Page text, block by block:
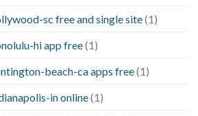
sc free and single site(1)
hi app free(1)
beach-ca apps free(1)
in online(1)